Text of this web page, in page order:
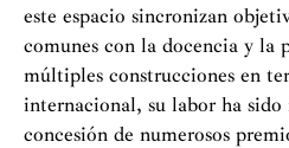
este espacio sincronizan
comunes con la docencia y la
múltiples construcciones en
internacional, su labor ha
concesión de numerosos